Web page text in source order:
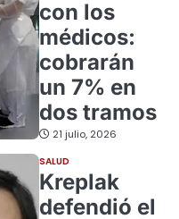
con los
médicos:
cobrarán
un 7% en
dos tramos
21 julio, 2026
SALUD
Kreplak
defendió el